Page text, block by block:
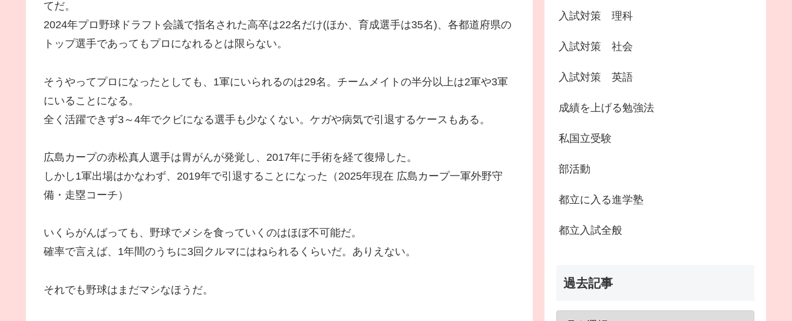
てだ。
2024年プロ野球ドラフト会議で指名された高卒は22名だけ(ほか、育成選手は35名)、各都道府県の
トップ選手であってもプロになれるとは限らない。
そうやってプロになったとしても、1軍にいられるのは29名。チームメイトの半分以上は2軍や3軍
にいることになる。
全く活躍できず3～4年でクビになる選手も少なくない。ケガや病気で引退するケースもある。
広島カープの赤松真人選手は胃がんが発覚し、2017年に手術を経て復帰した。
しかし1軍出場はかなわず、2019年で引退することになった（2025年現在 広島カープ一軍外野守
備・走塁コーチ）
いくらがんばっても、野球でメシを食っていくのはほぼ不可能だ。
確率で言えば、1年間のうちに3回クルマにはねられるくらいだ。ありえない。
それでも野球はまだマシなほうだ。
入試対策 理科
入試対策 社会
入試対策 英語
成績を上げる勉強法
私国立受験
部活動
都立に入る進学塾
都立入試全般
過去記事